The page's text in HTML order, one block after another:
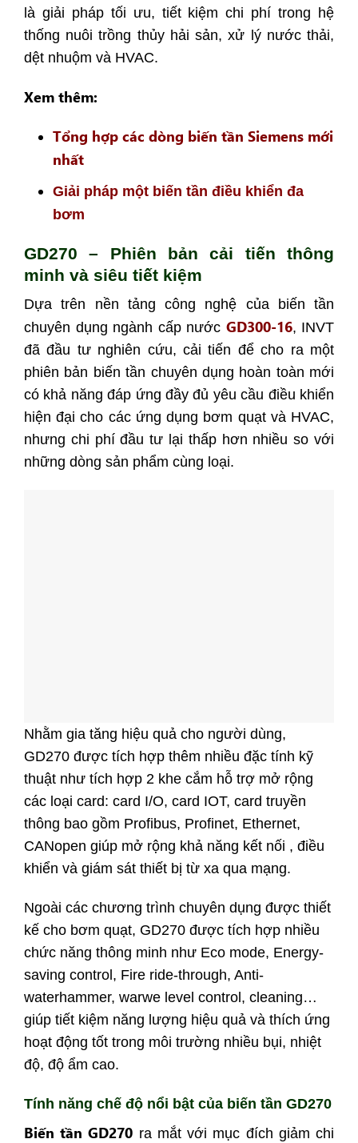
là giải pháp tối ưu, tiết kiệm chi phí trong hệ
thống nuôi trồng thủy hải sản, xử lý nước thải,
dệt nhuộm và HVAC.
Xem thêm:
Tổng hợp các dòng biến tần Siemens mới
nhất
Giải pháp một biến tần điều khiển đa
bơm
GD270 – Phiên bản cải tiến thông
minh và siêu tiết kiệm
Dựa trên nền tảng công nghệ của biến tần
chuyên dụng ngành cấp nước GD300-16, INVT
đã đầu tư nghiên cứu, cải tiến để cho ra một
phiên bản biến tần chuyên dụng hoàn toàn mới
có khả năng đáp ứng đầy đủ yêu cầu điều khiển
hiện đại cho các ứng dụng bơm quạt và HVAC,
nhưng chi phí đầu tư lại thấp hơn nhiều so với
những dòng sản phẩm cùng loại.
Nhằm gia tăng hiệu quả cho người dùng,
GD270 được tích hợp thêm nhiều đặc tính kỹ
thuật như tích hợp 2 khe cắm hỗ trợ mở rộng
các loại card: card I/O, card IOT, card truyền
thông bao gồm Profibus, Profinet, Ethernet,
CANopen giúp mở rộng khả năng kết nối , điều
khiển và giám sát thiết bị từ xa qua mạng.
Ngoài các chương trình chuyên dụng được thiết
kế cho bơm quạt, GD270 được tích hợp nhiều
chức năng thông minh như Eco mode, Energy-
saving control, Fire ride-through, Anti-
waterhammer, warwe level control, cleaning…
giúp tiết kiệm năng lượng hiệu quả và thích ứng
hoạt động tốt trong môi trường nhiều bụi, nhiệt
độ, độ ẩm cao.
Tính năng chế độ nổi bật của biến tần GD270
Biến tần GD270 ra mắt với mục đích giảm chi